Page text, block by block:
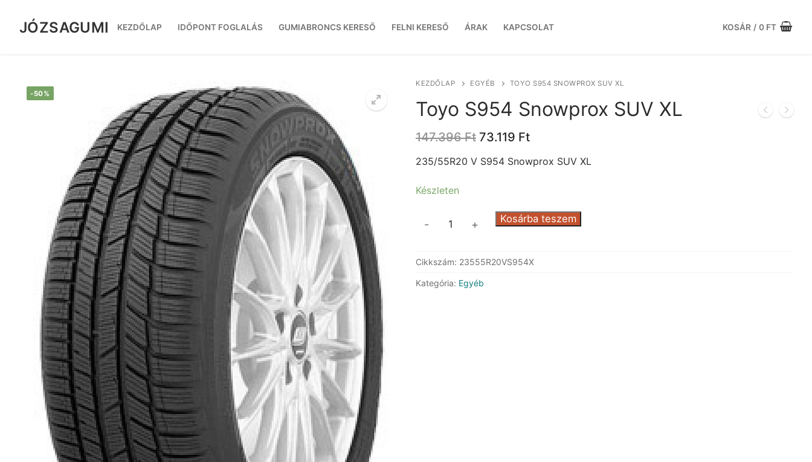
tartalomra
JÓZSAGUMI KEZDŐLAP IDŐPONT FOGLALÁS GUMIABRONCS KERESŐ FELNI KERESŐ ÁRAK KAPCSOLAT KOSÁR / 0 FT
-50%
KEZDŐLAP EGYÉB TOYO S954 SNOWPROX SUV XL
Toyo S954 Snowprox SUV XL
147.396Ft Original
was:
73.119 FtCurrent
is:
235/55R20 V S954 Snowprox SUV XL
Készleten
SUV
XL
- + Kosárba teszem
Cikkszám: 23555R20VS954X
Kategória: Egyéb